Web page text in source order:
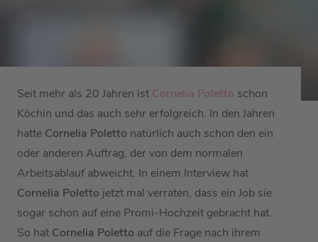
Seit mehr als 20 Jahren ist Cornelia Poletto schon
Köchin und das auch sehr erfolgreich. In den Jahren
hatte Cornelia Poletto natürlich auch schon den ein
oder anderen Auftrag, der von dem normalen
Arbeitsablauf abweicht. In einem Interview hat
Cornelia Poletto jetzt mal verraten, dass ein Job sie
sogar schon auf eine Promi-Hochzeit gebracht hat.
So hat Cornelia Poletto auf die Frage nach ihrem